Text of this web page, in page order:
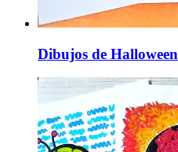
Dibujos de Halloween